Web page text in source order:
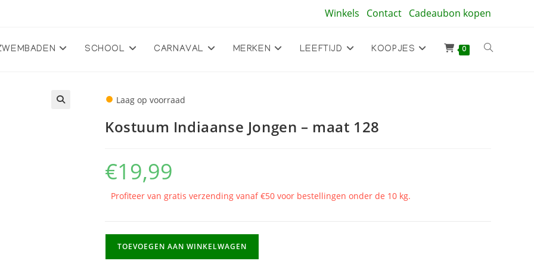
Winkels Contact Cadeaubon kopen
SCHOOL CARNAVAL MERKEN LEEFTIJD KOOPJES 0 Toggle
● Laag op voorraad
Kostuum Indiaanse Jongen – maat 128
€19,99
Profiteer van gratis verzending vanaf €50 voor bestellingen onder de 10 kg.
TOEVOEGEN AAN WINKELWAGEN